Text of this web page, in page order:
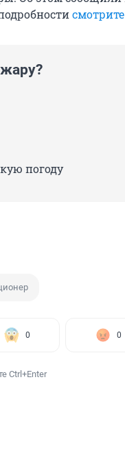
погоду
0 0
Ctrl+Enter